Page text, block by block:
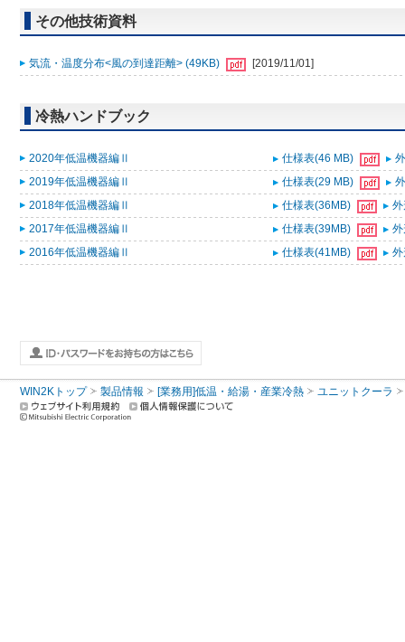
その他技術資料
気流・温度分布<風の到達距離> (49KB) [2019/11/01]
冷熱ハンドブック
2020年低温機器編Ⅱ 仕様表(46 MB)
2019年低温機器編Ⅱ
仕様表(29 MB)
2018年低温機器編Ⅱ
仕様表(36MB)
2017年低温機器編Ⅱ
仕様表(39MB)
2016年低温機器編Ⅱ
仕様表(41MB)
WIN2Kトップ 製品情報 [業務用]低温・給湯・産業冷熱 ユニットクーラ